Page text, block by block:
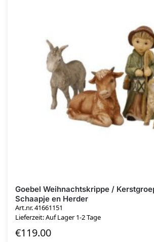
Goebel Weihnachtskrippe /
Schaapje en Herder
Art.nr. 41661151
Lieferzeit: Auf Lager 1-2 Tage
€119.00